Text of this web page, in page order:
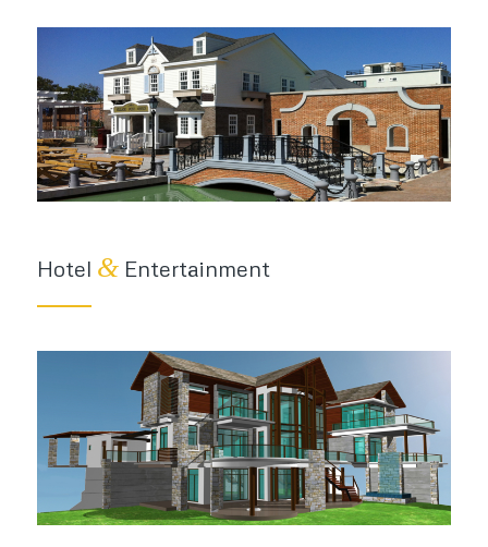
Hotel &Entertainment